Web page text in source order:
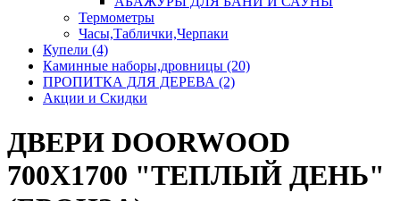
Термометры
Часы,Таблички,Черпаки
Купели (4)
Каминные наборы,дровницы (20)
ПРОПИТКА ДЛЯ ДЕРЕВА (2)
Акции и Скидки
ДВЕРИ DOORWOOD
700X1700 "ТЕПЛЫЙ ДЕНЬ"